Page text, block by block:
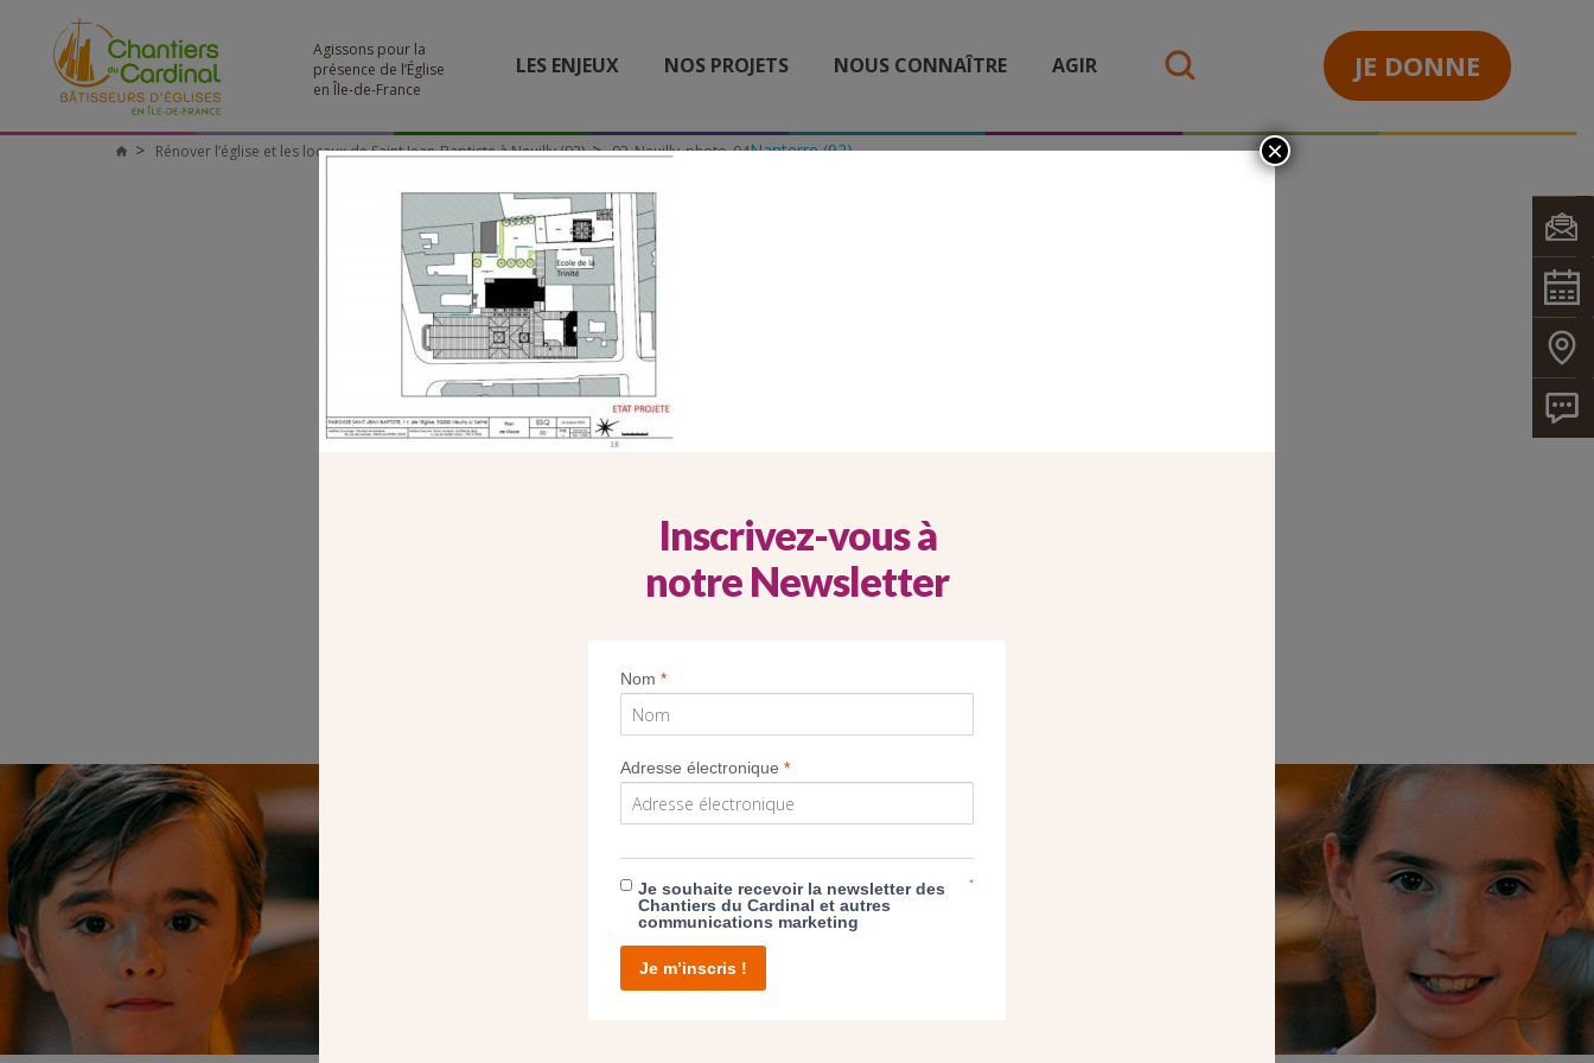
Agissons pour la
présence de l’Église
en Île-de-France
LES ENJEUX NOS PROJETS NOUS CONNAÎTRE AGIR JE DONNE
Chantiers
Nanterre (92)
Rénover l’église et les locaux de Saint Jean-Baptiste à Neuilly (92) 92_Neuilly_photo_04
92_NEUILLY_PHOTO_04
SEUL VOTRE DON
NOUS PERMET D’AGIR
Inscrivez-vous à
notre Newsletter
Nom*
Adresse électronique*
Je souhaite recevoir la newsletter des
Chantiers du Cardinal et autres
communications marketing
*
Je m’inscris !
×